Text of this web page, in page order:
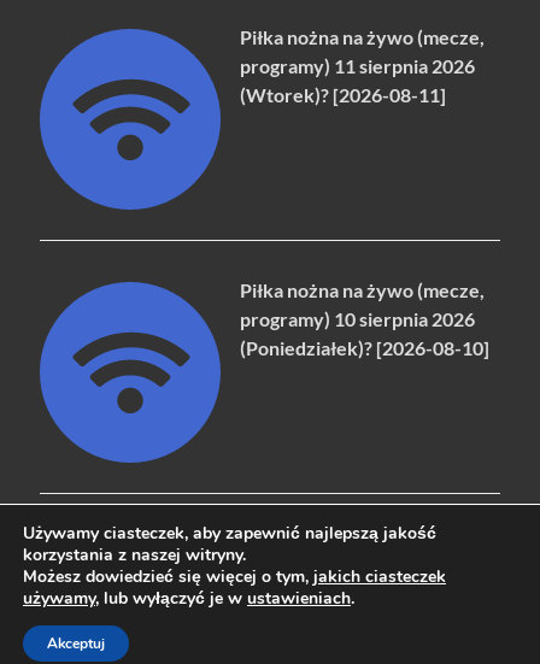
Piłka nożna na żywo (mecze,
programy) 11 sierpnia 2026
(Wtorek)? [2026-08-11]
Piłka nożna na żywo (mecze,
programy) 10 sierpnia 2026
(Poniedziałek)? [2026-08-10]
Copyright © 2026naziemna.info - Telewizja cyfrowa, Radio,
Powered byWordPress
Używamy ciasteczek, aby zapewnić najlepszą jakość
korzystania z naszej witryny.
Możesz dowiedzieć się więcej o tym, jakich ciasteczek
używamy, lub wyłączyć je w ustawieniach.
Akceptuj